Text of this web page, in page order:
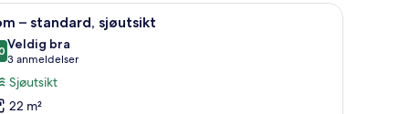
skrivebord, lydisolert og wi-fi (inkludert)Rom – standard, sjøutsikt | 1 soverom,
4 – standard, sjøutsikt
av 10
Veldig bra
3 anmeldelser
(3
anmeldelser)
Sjøutsikt
22 m²